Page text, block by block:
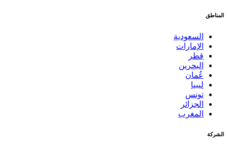
المناطق
السعودية
الإمارات
قطر
البحرين
عُمان
ليبيا
تونس
الجزائر
المغرب
الشركة